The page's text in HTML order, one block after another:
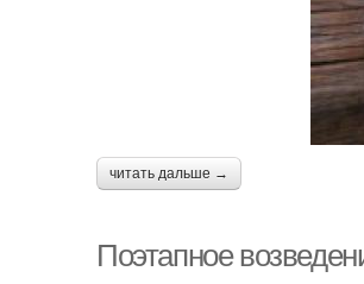
читать дальше →
Поэтапное